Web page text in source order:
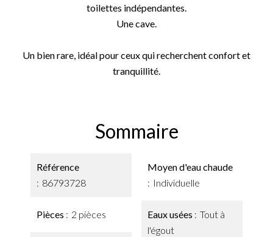
toilettes indépendantes.
Une cave.
Un bien rare, idéal pour ceux qui recherchent confort et
tranquillité.
Sommaire
Référence
86793728
Pièces 2 pièces
Moyen d'eau chaude
Individuelle
Eaux usées
Tout à
l'égout